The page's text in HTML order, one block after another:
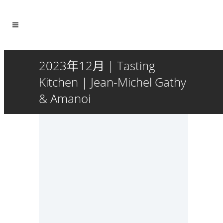
2023年12月 | Tasting
Kitchen | Jean-Michel Gathy
& Amanoi